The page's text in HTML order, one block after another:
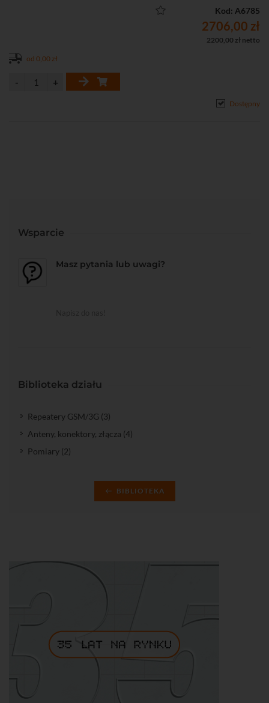
• Spełnia wymagania normy ETSI 303 609-4
Kod: A6785
2706,00 zł
2200,00 zł netto
od 0,00 zł
Dostępny
Wsparcie
Masz pytania lub uwagi?
Biblioteka działu
Repeatery GSM/3G (3)
Anteny, konektory, złącza (4)
Pomiary (2)
BIBLIOTEKA